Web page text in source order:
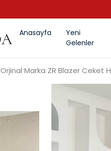
Anasayfa
Yeni
Gelenler
Orjinal Marka ZR Blazer Ceket